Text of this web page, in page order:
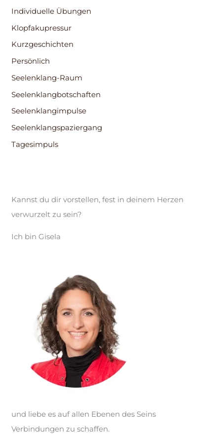
Individuelle Übungen
Klopfakupressur
Kurzgeschichten
Persönlich
Seelenklang-Raum
Seelenklangbotschaften
Seelenklangimpulse
Seelenklangspaziergang
Tagesimpuls
Kannst du dir vorstellen, fest in deinem Herzen
verwurzelt zu sein?
Ich bin Gisela
und liebe es auf allen Ebenen des Seins
Verbindungen zu schaffen.